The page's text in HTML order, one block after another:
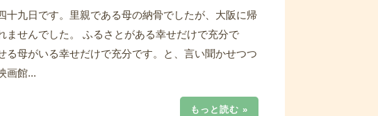
十九日です。里親である母の納骨でしたが、大阪に帰
ませんでした。 ふるさとがある幸せだけで充分で
る母がいる幸せだけで充分です。と、言い聞かせつつ
画館...
もっと読む »